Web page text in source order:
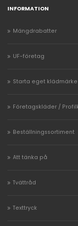
INFORMATION
Mängdrabatter
UF-företag
Starta eget klädmärke
Företagskläder /
Beställningssortiment
Att tänka på
Tvättråd
Texttryck